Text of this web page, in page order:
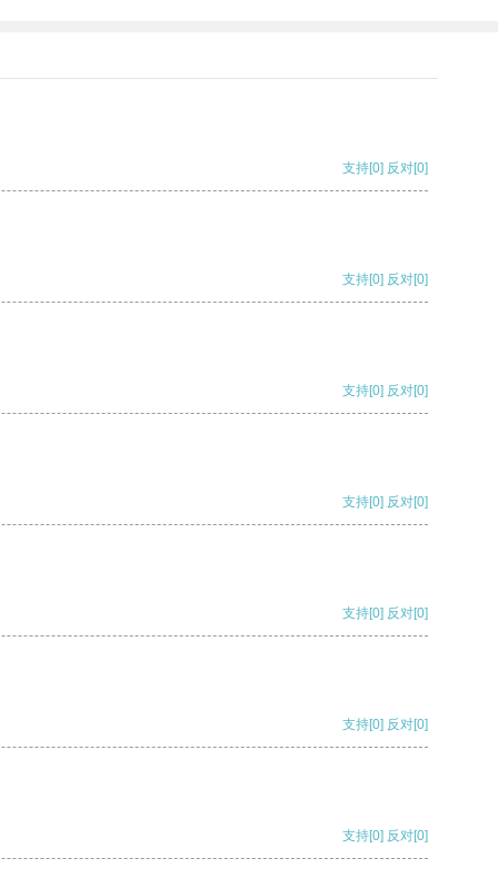
支持[0] 反对[0]
支持[0] 反对[0]
支持[0] 反对[0]
支持[0] 反对[0]
支持[0] 反对[0]
支持[0] 反对[0]
支持[0] 反对[0]